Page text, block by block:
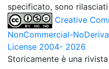
specificato, sono
Creative
NonCommercial-
License 2004- 2026
Storicamente è una